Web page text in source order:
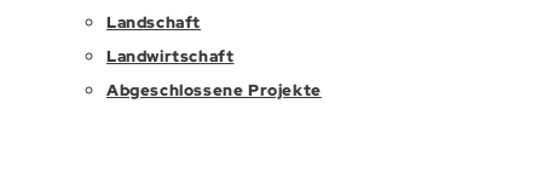
Landschaft
Landwirtschaft
Abgeschlossene Projekte